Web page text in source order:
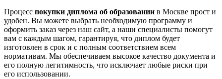
Процесс покупки диплома об образовании в Москве прост и
удобен. Вы можете выбрать необходимую программу и
оформить заказ через наш сайт, а наши специалисты помогут
вам с каждым шагом, гарантируя, что диплом будет
изготовлен в срок и с полным соответствием всем
нормативам. Мы обеспечиваем высокое качество документа и
его полную легитимность, что исключает любые риски при
его использовании.